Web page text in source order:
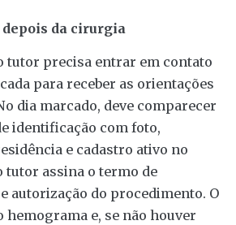
depois da cirurgia
tutor precisa entrar em contato
para receber as orientações
dia marcado, deve comparecer
identificação com foto,
e cadastro ativo no
tutor assina o termo de
autorização do procedimento. O
hemograma e, se não houver